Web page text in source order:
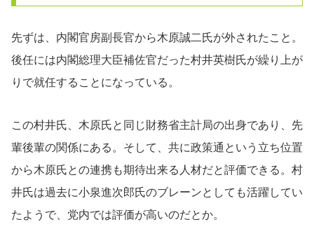
先ずは、内閣官房副長官から木原誠二氏が外されたこと。
後任には内閣総理大臣補佐官だった村井英樹氏が繰り上が
りで就任することになっている。
この村井氏、木原氏と同じ財務省主計局の出身であり、先
輩後輩の関係にある。そして、共に政策通という立ち位置
から木原氏との連携も期待出来る人材だと評価できる。村
井氏は過去に小泉進次郎氏のブレーンとしても活躍してい
たようで、党内では評価が高いのだとか。